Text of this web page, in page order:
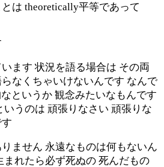
は theoretically平等であって
ます 状況を語る場合は その両
なくちゃいけないんです なんで
というか 観念みたいなもんです
うのは 頑張りなさい 頑張りな
ません 永遠なものは何もないん
まれたら必ず死ぬの 死んだもの